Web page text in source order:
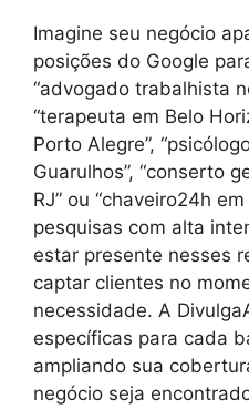
Imagine seu negócio
posições do Google
“advogado trabalhista
“terapeuta em Belo
Porto Alegre”,
Guarulhos”, “conserto
RJ” ou “chaveiro24h
pesquisas com alta
estar presente nesses
captar clientes no
necessidade. A
específicas para cada
ampliando sua
negócio seja